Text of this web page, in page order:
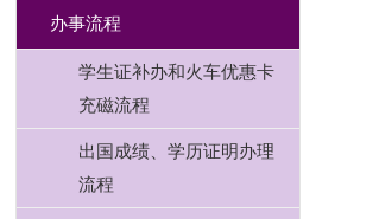
办事流程
学生证补办和火车优惠卡
充磁流程
出国成绩、学历证明办理
流程